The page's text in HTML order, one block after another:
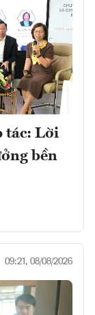
tác: Lời
bền
09:21, 08/08/2026